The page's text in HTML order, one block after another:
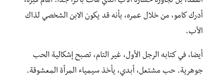
أدرك كامو، من خلال عمره، بأنه قد يكون الابن الشخصي لذاك
الأب.
أيضا، في كتابه الرجل الأول، غير التام، تصبح إشكالية الحب
جوهرية. حب مشتعل، أبدي، يأخذ سيمياء المرأة المعشوقة.